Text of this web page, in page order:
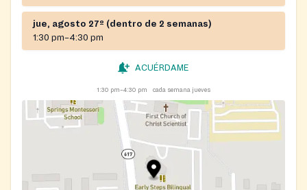
jue, agosto 27º (dentro de 2 semanas)
1:30 pm–4:30 pm
ACUÉRDAME
1:30 pm–4:30 pm cada semana jueves